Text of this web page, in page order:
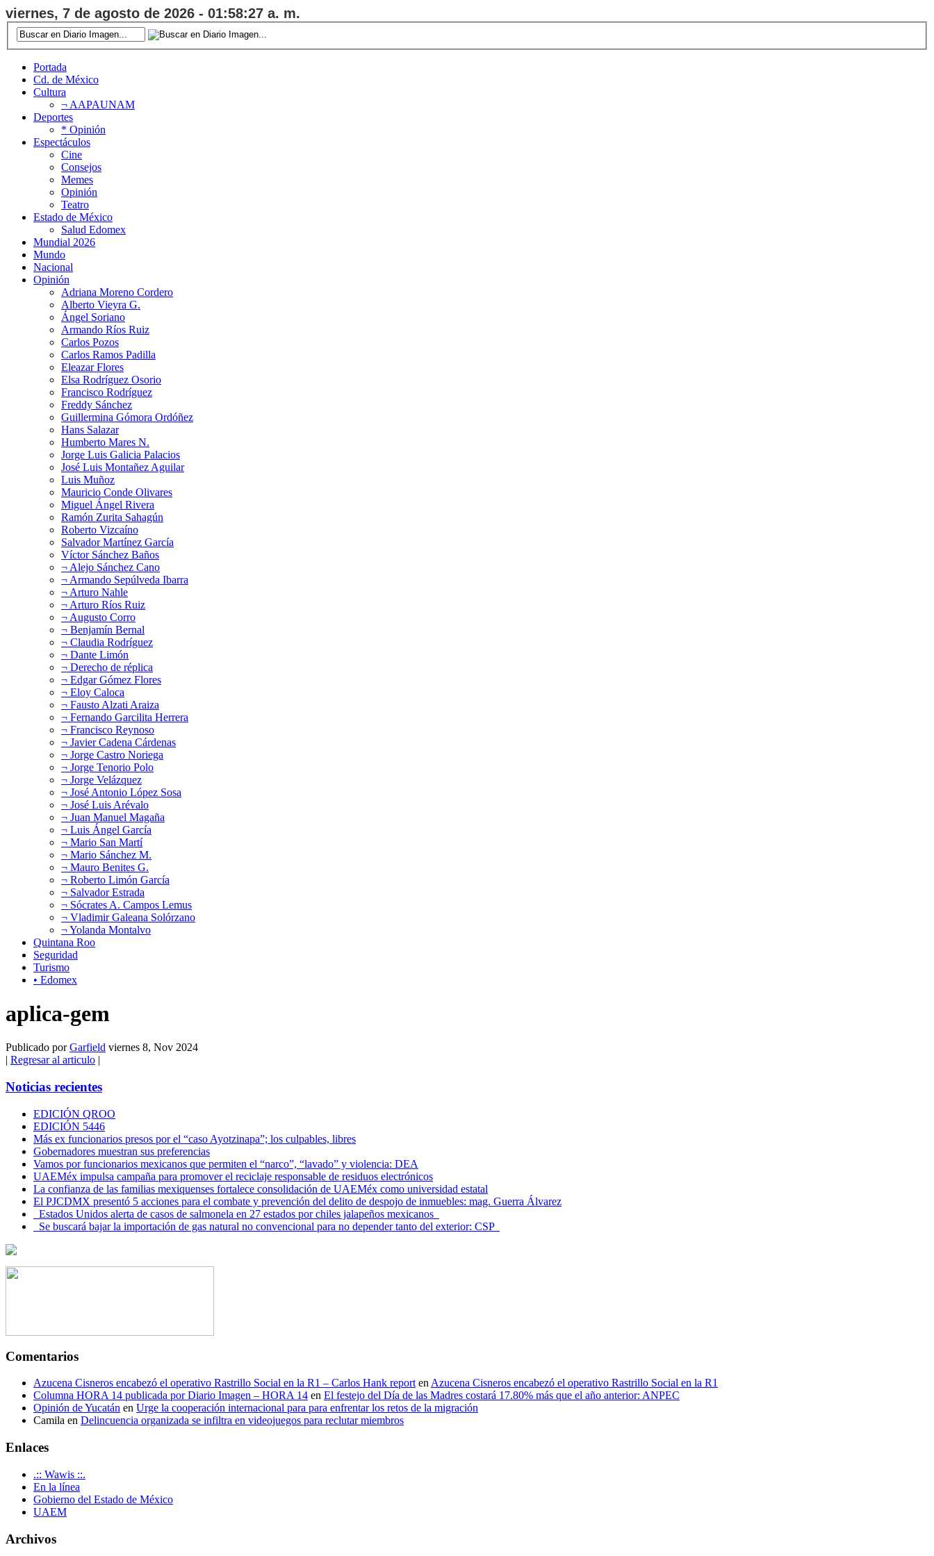
viernes, 7 de agosto de 2026 - 01:58:28 a. m.
Portada
Cd. de México
Cultura
¬ AAPAUNAM
Deportes
* Opinión
Espectáculos
Cine
Consejos
Memes
Opinión
Teatro
Estado de México
Salud Edomex
Mundial 2026
Mundo
Nacional
Opinión
Adriana Moreno Cordero
Alberto Vieyra G.
Ángel Soriano
Armando Ríos Ruiz
Carlos Pozos
Carlos Ramos Padilla
Eleazar Flores
Elsa Rodríguez Osorio
Francisco Rodríguez
Freddy Sánchez
Guillermina Gómora Ordóñez
Hans Salazar
Humberto Mares N.
Jorge Luis Galicia Palacios
José Luis Montañez Aguilar
Luis Muñoz
Mauricio Conde Olivares
Miguel Ángel Rivera
Ramón Zurita Sahagún
Roberto Vizcaíno
Salvador Martínez García
Víctor Sánchez Baños
¬ Alejo Sánchez Cano
¬ Armando Sepúlveda Ibarra
¬ Arturo Nahle
¬ Arturo Ríos Ruiz
¬ Augusto Corro
¬ Benjamín Bernal
¬ Claudia Rodríguez
¬ Dante Limón
¬ Derecho de réplica
¬ Edgar Gómez Flores
¬ Eloy Caloca
¬ Fausto Alzati Araiza
¬ Fernando Garcilita Herrera
¬ Francisco Reynoso
¬ Javier Cadena Cárdenas
¬ Jorge Castro Noriega
¬ Jorge Tenorio Polo
¬ Jorge Velázquez
¬ José Antonio López Sosa
¬ José Luis Arévalo
¬ Juan Manuel Magaña
¬ Luis Ángel García
¬ Mario San Martí
¬ Mario Sánchez M.
¬ Mauro Benites G.
¬ Roberto Limón García
¬ Salvador Estrada
¬ Sócrates A. Campos Lemus
¬ Vladimir Galeana Solórzano
¬ Yolanda Montalvo
Quintana Roo
Seguridad
Turismo
• Edomex
aplica-gem
Publicado porGarfield viernes 8, Nov 2024
Regresar al articulo
Noticias recientes
EDICIÓN QROO
EDICIÓN 5446
Más ex funcionarios presos por el “caso Ayotzinapa”; los culpables, libres
Gobernadores muestran sus preferencias
Vamos por funcionarios mexicanos que permiten el “narco”, “lavado” y violencia: DEA
UAEMéx impulsa campaña para promover el reciclaje responsable de residuos electrónicos
La confianza de las familias mexiquenses fortalece consolidación de UAEMéx como universidad estatal
El PJCDMX presentó 5 acciones para el combate y prevención del delito de despojo de inmuebles: mag. Guerra Álvarez
Estados Unidos alerta de casos de salmonela en 27 estados por chiles jalapeños mexicanos
Se buscará bajar la importación de gas natural no convencional para no depender tanto del exterior: CSP
Comentarios
Azucena Cisneros encabezó el operativo Rastrillo Social en la R1 – Carlos Hank report en Azucena Cisneros encabezó el operativo Rastrillo Social en la R1
Columna HORA 14 publicada por Diario Imagen – HORA 14 en El festejo del Día de las Madres costará 17.80% más que el año anterior: ANPEC
Opinión de Yucatán en Urge la cooperación internacional para para enfrentar los retos de la migración
Camila en Delincuencia organizada se infiltra en videojuegos para reclutar miembros
Enlaces
.:: Wawis ::.
En la línea
Gobierno del Estado de México
UAEM
Archivos